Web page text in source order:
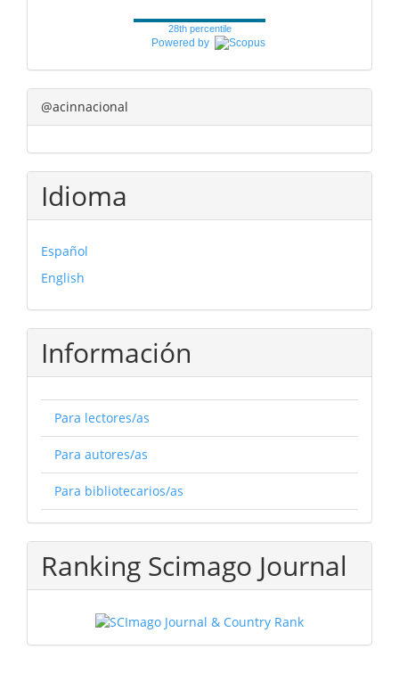
28th percentile
Powered by
@acinnacional
Idioma
Español
English
Información
Para lectores/as
Para autores/as
Para bibliotecarios/as
Ranking Scimago Journal